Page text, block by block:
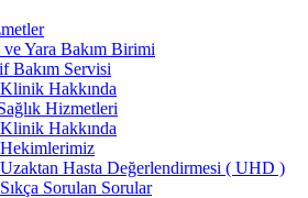
ve Yara Bakım Birimi
Bakım Servisi
Klinik Hakkında
Hizmetleri
Klinik Hakkında
Hekimlerimiz
Uzaktan Hasta Değerlendirmesi ( UHD )
Sıkça Sorulan Sorular